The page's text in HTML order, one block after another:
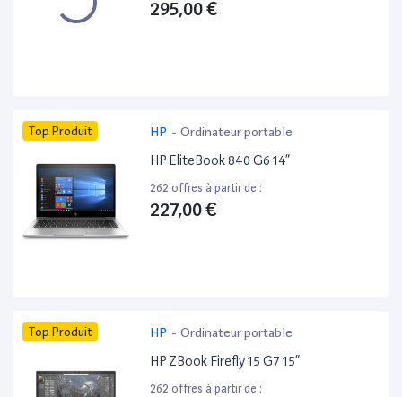
295,00 €
Top Produit HP - Ordinateur portable
HP EliteBook 840 G6 14”
262 offres à partir de :
227,00 €
Top Produit HP - Ordinateur portable
HP ZBook Firefly 15 G7 15”
262 offres à partir de :